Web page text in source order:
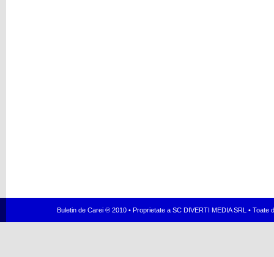
Buletin de Carei ® 2010 • Proprietate a SC DIVERTI MEDIA SRL •